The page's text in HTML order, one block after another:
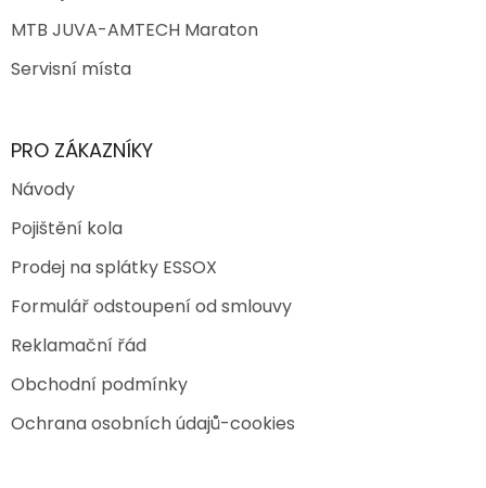
MTB JUVA-AMTECH Maraton
Servisní místa
PRO ZÁKAZNÍKY
Návody
Pojištění kola
Prodej na splátky ESSOX
Formulář odstoupení od smlouvy
Reklamační řád
Obchodní podmínky
Ochrana osobních údajů-cookies